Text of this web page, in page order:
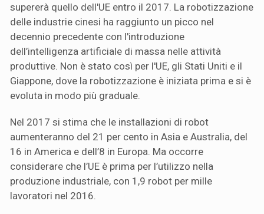
supererà quello dell'UE entro il 2017. La robotizzazione
delle industrie cinesi ha raggiunto un picco nel
decennio precedente con l'introduzione
dell’intelligenza artificiale di massa nelle attività
produttive. Non è stato così per l'UE, gli Stati Uniti e il
Giappone, dove la robotizzazione è iniziata prima e si è
evoluta in modo più graduale.
Nel 2017 si stima che le installazioni di robot
aumenteranno del 21 per cento in Asia e Australia, del
16 in America e dell’8 in Europa. Ma occorre
considerare che l’UE è prima per l’utilizzo nella
produzione industriale, con 1,9 robot per mille
lavoratori nel 2016.